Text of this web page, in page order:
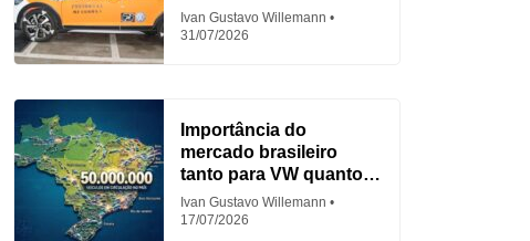
aumentar acidentes
Ivan Gustavo Willemann
31/07/2026
Importância do
mercado brasileiro
tanto para VW quanto
para Fiat
Ivan Gustavo Willemann
17/07/2026